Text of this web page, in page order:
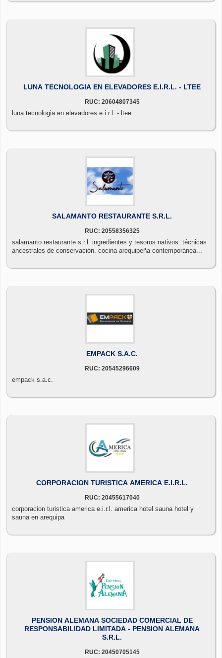
LUNA TECNOLOGIA EN ELEVADORES E.I.R.L. - LTEE
RUC: 20604807345
luna tecnologia en elevadores e.i.r.l. - ltee
SALAMANTO RESTAURANTE S.R.L.
RUC: 20558356325
salamanto restaurante s.r.l. ingredientes y tesoros nativos. técnicas
ancestrales de conservación. cocina arequipeña contemporánea...
EMPACK S.A.C.
RUC: 20545296609
empack s.a.c.
CORPORACION TURISTICA AMERICA E.I.R.L.
RUC: 20455617040
corporacion turistica america e.i.r.l. america hotel sauna hotel y
sauna en arequipa
PENSION ALEMANA SOCIEDAD COMERCIAL DE
RESPONSABILIDAD LIMITADA - PENSION ALEMANA
S.R.L.
RUC: 20450705145